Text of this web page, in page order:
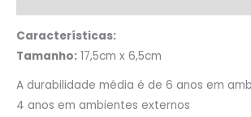
Características:
Tamanho: 17,5cm x 6,5cm
A durabilidade média é de 6 anos em
4 anos em ambientes externos